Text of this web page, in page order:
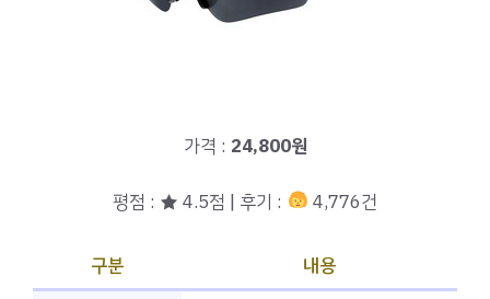
가격 : 24,800원
평점 : ★ 4.5점 | 후기 : 4,776건
구분
내용